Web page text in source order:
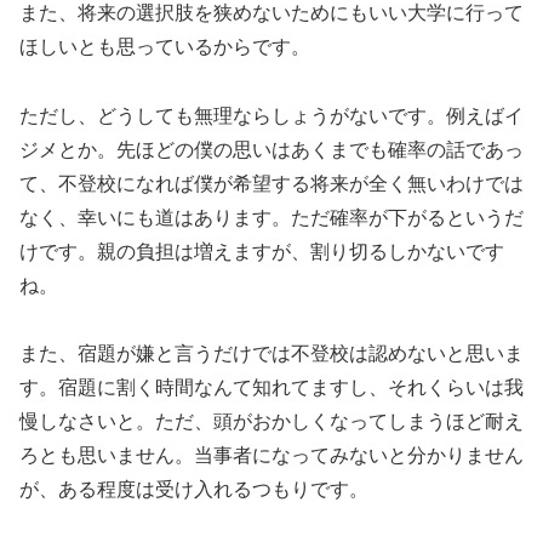
また、将来の選択肢を狭めないためにもいい大学に行って
ほしいとも思っているからです。
ただし、どうしても無理ならしょうがないです。例えばイ
ジメとか。先ほどの僕の思いはあくまでも確率の話であっ
て、不登校になれば僕が希望する将来が全く無いわけでは
なく、幸いにも道はあります。ただ確率が下がるというだ
けです。親の負担は増えますが、割り切るしかないです
ね。
また、宿題が嫌と言うだけでは不登校は認めないと思いま
す。宿題に割く時間なんて知れてますし、それくらいは我
慢しなさいと。ただ、頭がおかしくなってしまうほど耐え
ろとも思いません。当事者になってみないと分かりません
が、ある程度は受け入れるつもりです。